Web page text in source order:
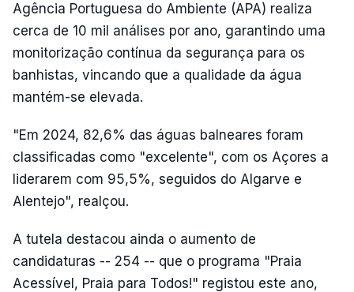
Agência Portuguesa do Ambiente (APA) realiza
cerca de 10 mil análises por ano, garantindo uma
monitorização contínua da segurança para os
banhistas, vincando que a qualidade da água
mantém-se elevada.
"Em 2024, 82,6% das águas balneares foram
classificadas como "excelente", com os Açores a
liderarem com 95,5%, seguidos do Algarve e
Alentejo", realçou.
A tutela destacou ainda o aumento de
candidaturas -- 254 -- que o programa "Praia
Acessível, Praia para Todos!" registou este ano,